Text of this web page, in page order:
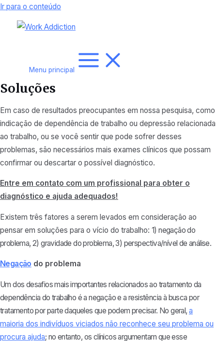
Ir para o conteúdo
Menu principal
Soluções
Em caso de resultados preocupantes em nossa pesquisa, como
indicação de dependência de trabalho ou depressão relacionada
ao trabalho, ou se você sentir que pode sofrer desses
problemas, são necessários mais exames clínicos que possam
confirmar ou descartar o possível diagnóstico.
Entre em contato com um profissional para obter o
diagnóstico e ajuda adequados!
Existem três fatores a serem levados em consideração ao
pensar em soluções para o vício do trabalho: 1) negação do
problema, 2) gravidade do problema, 3) perspectiva/nível de análise.
Negação do problema
Um dos desafios mais importantes relacionados ao tratamento da
dependência do trabalho é a negação e a resistência à busca por
tratamento por parte daqueles que podem precisar. No geral, a
maioria dos indivíduos viciados não reconhece seu problema ou
procura ajuda; no entanto, os clínicos argumentam que esse